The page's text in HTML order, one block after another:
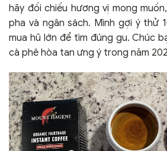
hãy đối chiếu hương vị mong
pha và ngân sách. Mình gợi ý thử
mua hũ lớn để tìm đúng gu. Chúc
cà phê hòa tan ưng ý trong năm